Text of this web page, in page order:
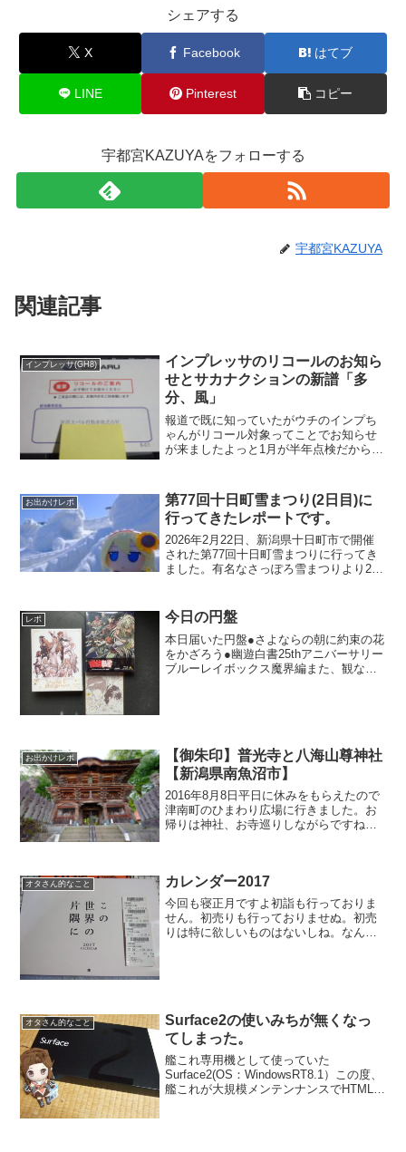
シェアする
X Facebook はてブ
LINE Pinterest コピー
宇都宮KAZUYAをフォローする
宇都宮KAZUYA
関連記事
インプレッサ(GH8)
インプレッサのリコールのお知ら
せとサカナクションの新譜「多
分、風」
報道で既に知っていたがウチのインプち
ゃんがリコール対象ってことでお知らせ
が来ましたよっと1月が半年点検だからそ
超えました。(金額的に)恐怖のタイベル交
換まであとわ...
お出かけレポ
第77回十日町雪まつり(2日目)に
行ってきたレポートです。
2026年2月22日、新潟県十日町市で開催
された第77回十日町雪まつりに行ってき
ました。有名なさっぽろ雪まつりより2週
より😁)昨年は6回かけてレポを書きま
し...
レポ 今日の円盤
本日届いた円盤●さよならの朝に約束の花
をかざろう●幽遊白書25thアニバーサリー
ブルーレイボックス魔界編また、観ない
お出かけレポ
【御朱印】普光寺と八海山尊神社
【新潟県南魚沼市】
2016年8月8日平日に休みをもらえたので
津南町のひまわり広場に行きました。お
帰りは神社、お寺巡りしながらですね普
がスゴイデスネ山門...
オタさん的なこと カレンダー2017
今回も寝正月ですよ初詣も行っておりま
せん。初売りも行っておりませぬ。初売
りは特に欲しいものはないしね。なんせ
オタさん的なこと
Surface2の使いみちが無くなっ
てしまった。
艦これ専用機として使っていた
Surface2(OS：WindowsRT8.1）この度、
艦これが大規模メンテンナンスでHTML5